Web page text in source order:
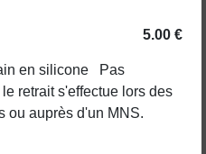
5.00 €
en silicone Pas
retrait s'effectue lors des
ou auprès d'un MNS.